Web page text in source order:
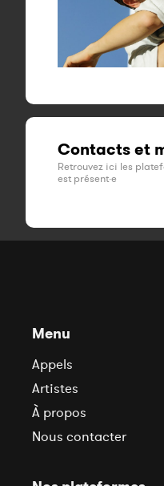
Contacts et
Retrouvez ici les
est présent·e
Menu
Appels
Artistes
À propos
Nous contacter